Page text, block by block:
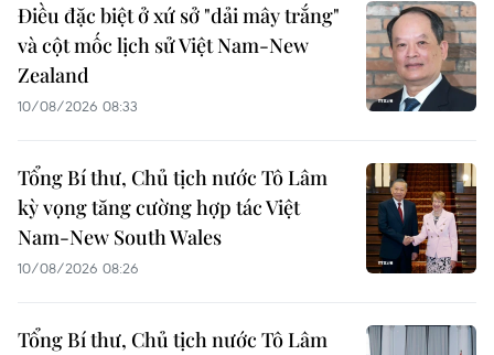
Điều đặc biệt ở xứ sở "dải mây trắng"
và cột mốc lịch sử Việt Nam-New
Zealand
10/08/2026 08:33
Tổng Bí thư, Chủ tịch nước Tô Lâm
kỳ vọng tăng cường hợp tác Việt
Nam-New South Wales
10/08/2026 08:26
Tổng Bí thư, Chủ tịch nước Tô Lâm